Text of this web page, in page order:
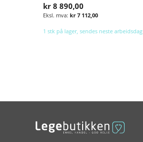
kr 8 890,00
kr 7 112,00
1 stk på lager, sendes neste arbeidsdag